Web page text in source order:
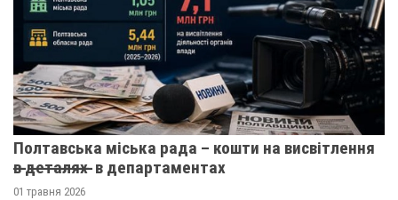
Полтавська міська рада – кошти на висвітлення
в̶ ̶д̶е̶т̶а̶л̶я̶х̶ ̶ в департаментах
01 травня 2026